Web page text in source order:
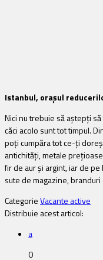
Istanbul, orașul
Nici nu trebuie să aștepți
căci acolo sunt tot timpul.
poți cumpăra tot ce-ți
antichități, metale
fir de aur și argint, iar de
sute de magazine,
CategorieVacante active
Distribuie acest articol:
a
0